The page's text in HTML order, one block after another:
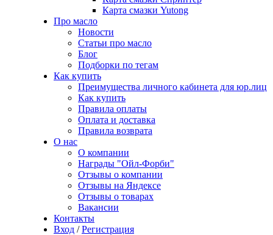
Карта смазки Yutong
Про масло
Новости
Статьи про масло
Блог
Подборки по тегам
Как купить
Преимущества личного кабинета для юр.лиц
Как купить
Правила оплаты
Оплата и доставка
Правила возврата
О нас
О компании
Награды "Ойл-Форби"
Отзывы о компании
Отзывы на Яндексе
Отзывы о товарах
Вакансии
Контакты
Вход / Регистрация